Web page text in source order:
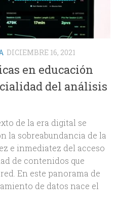
DICIEMBRE 16, 2021
en educación
del análisis
de la era digital se
la sobreabundancia de la
e inmediatez del acceso
de contenidos que
En este panorama de
de datos nace el